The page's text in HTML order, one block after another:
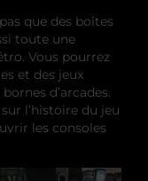
que des boîtes
toute une
Vous pourrez
et des jeux
d’arcades.
sur l’histoire du jeu
les consoles